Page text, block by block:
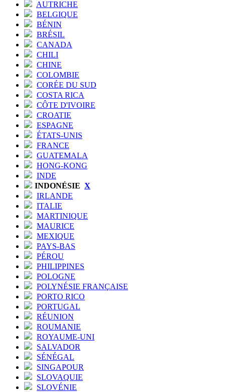
AUTRICHE
BELGIQUE
BÉNIN
BRÉSIL
CANADA
CHILI
CHINE
COLOMBIE
CORÉE DU SUD
COSTA RICA
CÔTE D'IVOIRE
CROATIE
ESPAGNE
ÉTATS-UNIS
FRANCE
GUATEMALA
HONG-KONG
INDE
INDONÉSIE X
IRLANDE
ITALIE
MARTINIQUE
MAURICE
MEXIQUE
PAYS-BAS
PÉROU
PHILIPPINES
POLOGNE
POLYNÉSIE FRANÇAISE
PORTO RICO
PORTUGAL
RÉUNION
ROUMANIE
ROYAUME-UNI
SALVADOR
SÉNÉGAL
SINGAPOUR
SLOVAQUIE
SLOVÉNIE